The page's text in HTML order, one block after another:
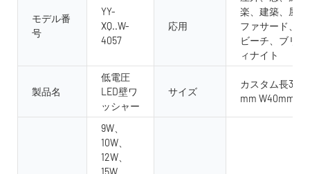
モデル番
号
YY-
XQ..W-
4057
応用
楽、建築、屋
ファサード、
ビーチ、ブリ
ィナイト
製品名
低電圧
LED壁ワ
ッシャー
サイズ
カスタム長
mm W40mm
9W、
10W、
12W、
15W、